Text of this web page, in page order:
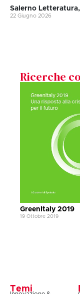
Salerno
22 Giugno 2026
Ricerche
GreenItaly 2019
19 Ottobre 2019
Temi